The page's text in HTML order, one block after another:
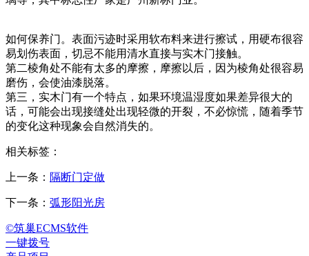
如何保养门。表面污迹时采用软布料来进行擦试，用硬布很容
易划伤表面，切忌不能用清水直接与实木门接触。
第二棱角处不能有太多的摩擦，摩擦以后，因为棱角处很容易
磨伤，会使油漆脱落。
第三，实木门有一个特点，如果环境温湿度如果差异很大的
话，可能会出现接缝处出现轻微的开裂，不必惊慌，随着季节
的变化这种现象会自然消失的。
相关标签：
上一条： 隔断门定做
下一条： 弧形阳光房
©筑巢ECMS软件
一键拨号